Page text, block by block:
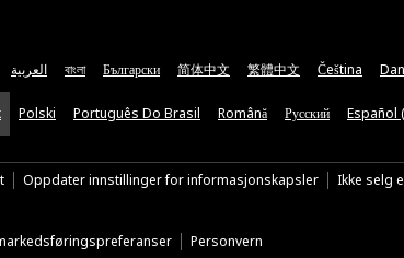
العربية বাংলা Български 简体中文 繁體中文 Čeština
Polski Português Do Brasil Română Русский Español
Oppdater innstillinger for informasjonskapsler Ikke selg
Personvern